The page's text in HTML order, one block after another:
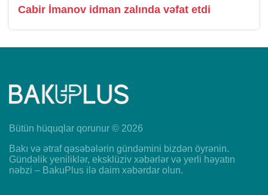
Cabir İmanov idman zalında vəfat etdi
Bütün hüquqlar qorunur © 2026
Bakı və ətraf qəsəbələrin gündəmini bizdən öyrənin.
Gündəlik yeniliklər, eksklüziv xəbərlər və yerli həyatın
nəbzi – BakuPlus ilə daim xəbərdar olun.